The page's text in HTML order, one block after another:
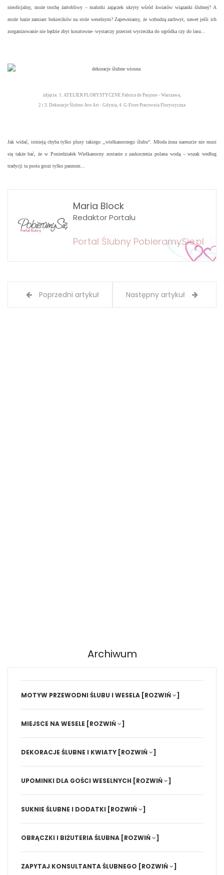
nieoficjalny, może trochę żartobliwy – malutki zajączek ukryty wśród kwiatów wiązanki ślubnej? A
może bazie zamiast bukiecików na stole weselnym? Zapewniamy, że wzbudzą zachwyt, nawet jeśli ich
zorganizowanie nie będzie zbyt kosztowne- wystarczy przecież wycieczka do ogródka czy do lasu...
zdjęcia: 1. ATELIER FLORYSTYCZNE Fabrica de Pasjone - Warszawa,
2 i 3. Dekoracje Ślubne Ave Art - Gdynia, 4. G-Fiore Pracownia Florystyczna
Jak widać, istnieją chyba tylko plusy takiego ,,wielkanocnego ślubu”. Młoda żona nareszcie nie musi
się także bać, że w Poniedziałek Wielkanocny zostanie z zaskoczenia polana wodą – wszak według
tradycji ta psota grozi tylko pannom...
Maria Block
Redaktor Portalu
Portal Ślubny PobieramySie.pl
Poprzedni artykuł Następny artykuł
Archiwum
MOTYW PRZEWODNI ŚLUBU I WESELA [ROZWIŃ ]
MIEJSCE NA WESELE [ROZWIŃ ]
DEKORACJE ŚLUBNE I KWIATY [ROZWIŃ ]
UPOMINKI DLA GOŚCI WESELNYCH [ROZWIŃ ]
SUKNIE ŚLUBNE I DODATKI [ROZWIŃ ]
OBRĄCZKI I BIŻUTERIA ŚLUBNA [ROZWIŃ ]
ZAPYTAJ KONSULTANTA ŚLUBNEGO [ROZWIŃ ]